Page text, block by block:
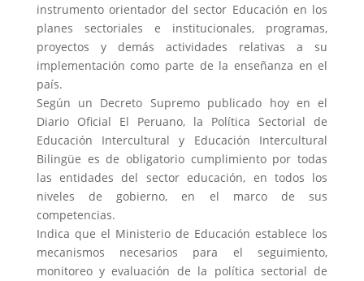
instrumento orientador del sector Educación en los
planes sectoriales e institucionales, programas,
proyectos y demás actividades relativas a su
implementación como parte de la enseñanza en el
país.
Según un Decreto Supremo publicado hoy en el
Diario Oficial El Peruano, la Política Sectorial de
Educación Intercultural y Educación Intercultural
Bilingüe es de obligatorio cumplimiento por todas
las entidades del sector educación, en todos los
niveles de gobierno, en el marco de sus
competencias.
Indica que el Ministerio de Educación establece los
mecanismos necesarios para el seguimiento,
monitoreo y evaluación de la política sectorial de